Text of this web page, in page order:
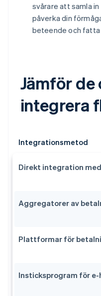
svårare att samla
påverka din
beteende och
Jämför
integrera
Integrationsmetod
Direkt integration
Aggregatorer av
Plattformar för
Insticksprogram för